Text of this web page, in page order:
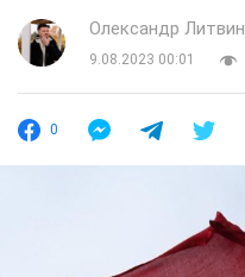
Олександр Литвин
9.08.2023 00:01
0